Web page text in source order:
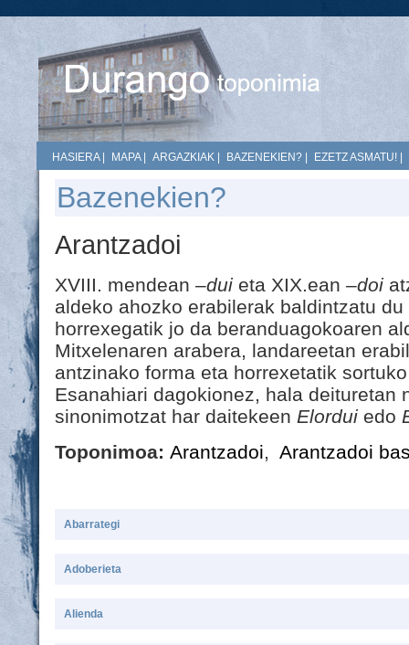
HASIERA| MAPA| ARGAZKIAK BAZENEKIEN? EZETZ ASMATU!
Bazenekien?
Arantzadoi
XVIII. mendean –dui eta XIX.ean –doi
aldeko ahozko erabilerak baldintzatu
horrexegatik jo da beranduagokoaren
Mitxelenaren arabera, landareetan
antzinako forma eta horrexetatik
Esanahiari dagokionez, hala deituretan
sinonimotzat har daitekeen Elordui edo
Toponimoa: Arantzadoi, Arantzadoi
Abarrategi
Adoberieta
Alienda